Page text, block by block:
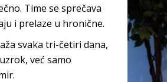
Time se sprečava
i prelaze u hronične.
svaka tri-četiri dana,
već samo